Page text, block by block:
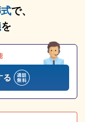
で、
を
る